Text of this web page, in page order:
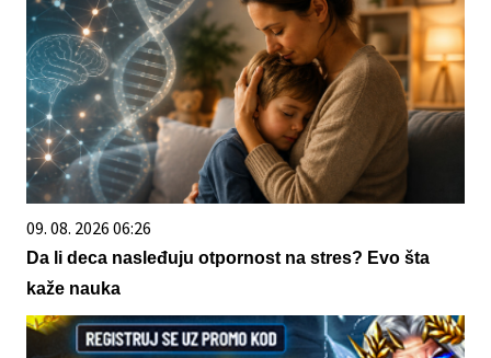
09. 08. 2026 06:26
Da li deca nasleđuju otpornost na stres? Evo šta
kaže nauka